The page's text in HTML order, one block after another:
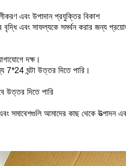
এবং উপাদান প্রযুক্তির বিকাশ
এবং সাফল্যকে সমর্থন করার জন্য
দক্ষ।
7*24 ঘন্টা উত্তর দিতে পারি।
উত্তর দিতে পারি
সমাবেশগুলি আমাদের কাছ থেকে উত্পাদন